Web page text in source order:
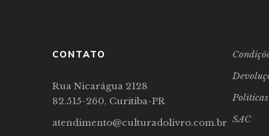
CONTATO
Rua Nicarágua 2128
82.515-260, Curitiba-PR
atendimento@culturadolivro.com.br SAC